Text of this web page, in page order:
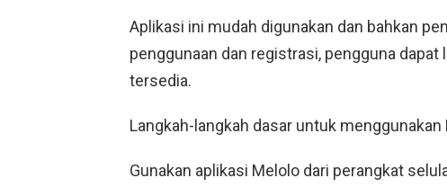
Aplikasi ini mudah digunakan dan bahkan
penggunaan dan registrasi, pengguna
tersedia.
Langkah-langkah dasar untuk menggunakan
Gunakan aplikasi Melolo dari perangkat